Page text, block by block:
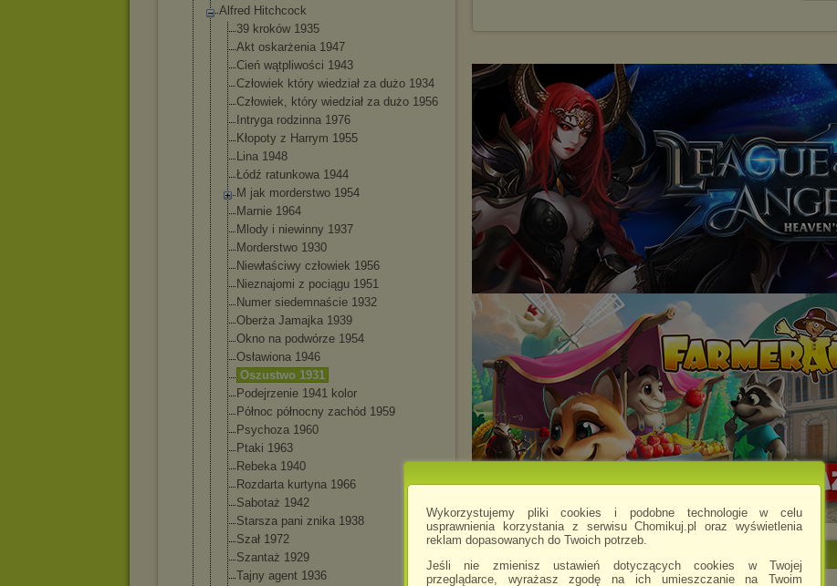
Wykorzystujemy pliki cookies i podobne technologie w celu
usprawnienia korzystania z serwisu Chomikuj.pl oraz wyświetlenia
reklam dopasowanych do Twoich potrzeb.
Jeśli nie zmienisz ustawień dotyczących cookies w Twojej
przeglądarce, wyrażasz zgodę na ich umieszczanie na Twoim
Alfred Hitchcock
39 kroków 1935
Akt oskarżenia 1947
Cień wątpliwości 1943
Człowiek który wiedział za dużo 1934
Człowiek, który wiedział za dużo 1956
Intryga rodzinna 1976
Kłopoty z Harrym 1955
Lina 1948
Łódź ratunkowa 1944
M jak morderstwo 1954
Marnie 1964
Mlody i niewinny 1937
Morderstwo 1930
Niewłaściwy człowiek 1956
Nieznajomi z pociągu 1951
Numer siedemnaście 1932
Oberża Jamajka 1939
Okno na podwórze 1954
Osławiona 1946
Oszustwo 1931
Podejrzenie 1941 kolor
Północ północny zachód 1959
Psychoza 1960
Ptaki 1963
Rebeka 1940
Rozdarta kurtyna 1966
Sabotaż 1942
Starsza pani znika 1938
Szał 1972
Szantaż 1929
Tajny agent 1936